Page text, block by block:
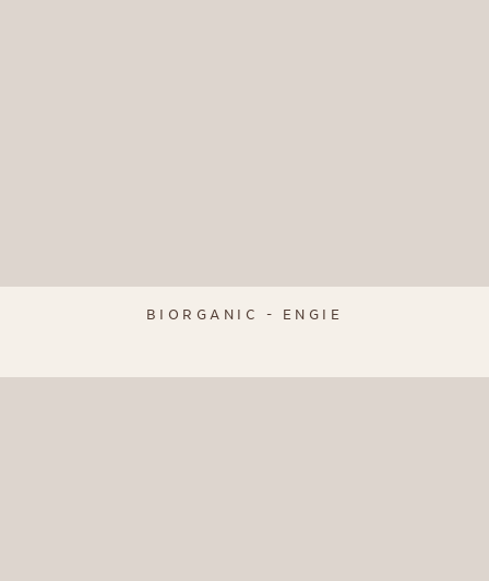
BIORGANIC - ENGIE